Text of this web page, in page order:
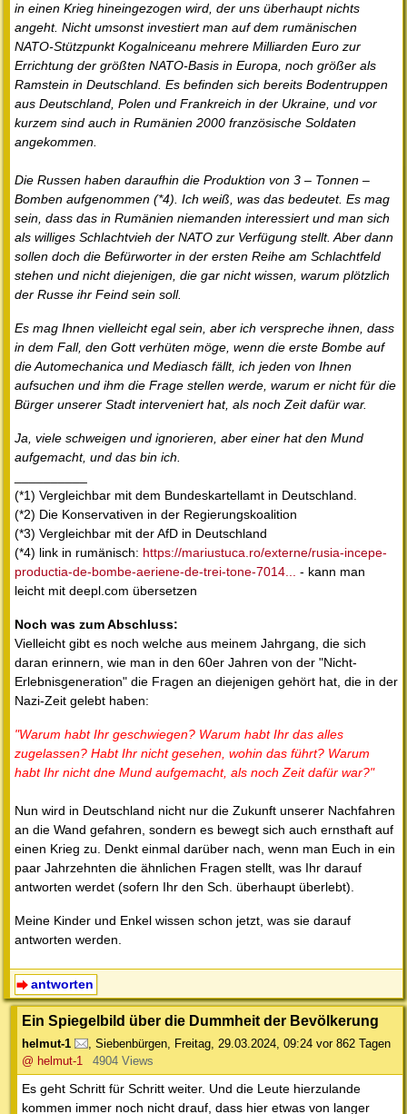
in einen Krieg hineingezogen wird, der uns überhaupt nichts
angeht. Nicht umsonst investiert man auf dem rumänischen
NATO-Stützpunkt Kogalniceanu mehrere Milliarden Euro zur
Errichtung der größten NATO-Basis in Europa, noch größer als
Ramstein in Deutschland. Es befinden sich bereits Bodentruppen
aus Deutschland, Polen und Frankreich in der Ukraine, und vor
kurzem sind auch in Rumänien 2000 französische Soldaten
angekommen.
Die Russen haben daraufhin die Produktion von 3 – Tonnen –
Bomben aufgenommen (*4). Ich weiß, was das bedeutet. Es mag
sein, dass das in Rumänien niemanden interessiert und man sich
als williges Schlachtvieh der NATO zur Verfügung stellt. Aber dann
sollen doch die Befürworter in der ersten Reihe am Schlachtfeld
stehen und nicht diejenigen, die gar nicht wissen, warum plötzlich
der Russe ihr Feind sein soll.
Es mag Ihnen vielleicht egal sein, aber ich verspreche ihnen, dass
in dem Fall, den Gott verhüten möge, wenn die erste Bombe auf
die Automechanica und Mediasch fällt, ich jeden von Ihnen
aufsuchen und ihm die Frage stellen werde, warum er nicht für die
Bürger unserer Stadt interveniert hat, als noch Zeit dafür war.
Ja, viele schweigen und ignorieren, aber einer hat den Mund
aufgemacht, und das bin ich.
(*1) Vergleichbar mit dem Bundeskartellamt in Deutschland.
(*2) Die Konservativen in der Regierungskoalition
(*3) Vergleichbar mit der AfD in Deutschland
(*4) link in rumänisch: https://mariustuca.ro/externe/rusia-incepe-
productia-de-bombe-aeriene-de-trei-tone-7014... - kann man
leicht mit deepl.com übersetzen
Noch was zum Abschluss:
Vielleicht gibt es noch welche aus meinem Jahrgang, die sich
daran erinnern, wie man in den 60er Jahren von der "Nicht-
Erlebnisgeneration" die Fragen an diejenigen gehört hat, die in der
Nazi-Zeit gelebt haben:
"Warum habt Ihr geschwiegen? Warum habt Ihr das alles
zugelassen? Habt Ihr nicht gesehen, wohin das führt? Warum
habt Ihr nicht dne Mund aufgemacht, als noch Zeit dafür war?"
Nun wird in Deutschland nicht nur die Zukunft unserer Nachfahren
an die Wand gefahren, sondern es bewegt sich auch ernsthaft auf
einen Krieg zu. Denkt einmal darüber nach, wenn man Euch in ein
paar Jahrzehnten die ähnlichen Fragen stellt, was Ihr darauf
antworten werdet (sofern Ihr den Sch. überhaupt überlebt).
Meine Kinder und Enkel wissen schon jetzt, was sie darauf
antworten werden.
antworten
Ein Spiegelbild über die Dummheit der Bevölkerung
helmut-1 , Siebenbürgen, Freitag, 29.03.2024, 09:24 vor 862 Tagen
@ helmut-1
4904 Views
Es geht Schritt für Schritt weiter. Und die Leute hierzulande
kommen immer noch nicht drauf, dass hier etwas von langer